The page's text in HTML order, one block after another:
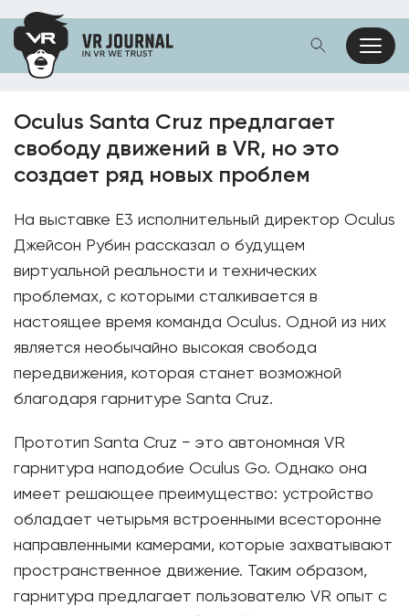
Oculus Santa Cruz предлагает
свободу движений в VR, но это
создает ряд новых проблем
На выставке E3 исполнительный директор Oculus
Джейсон Рубин рассказал о будущем
виртуальной реальности и технических
проблемах, с которыми сталкивается в
настоящее время команда Oculus. Одной из них
является необычайно высокая свобода
передвижения, которая станет возможной
благодаря гарнитуре Santa Cruz.
Прототип Santa Cruz − это автономная VR
гарнитура наподобие Oculus Go. Однако она
имеет решающее преимущество: устройство
обладает четырьмя встроенными всесторонне
направленными камерами, которые захватывают
пространственное движение. Таким образом,
гарнитура предлагает пользователю VR опыт с